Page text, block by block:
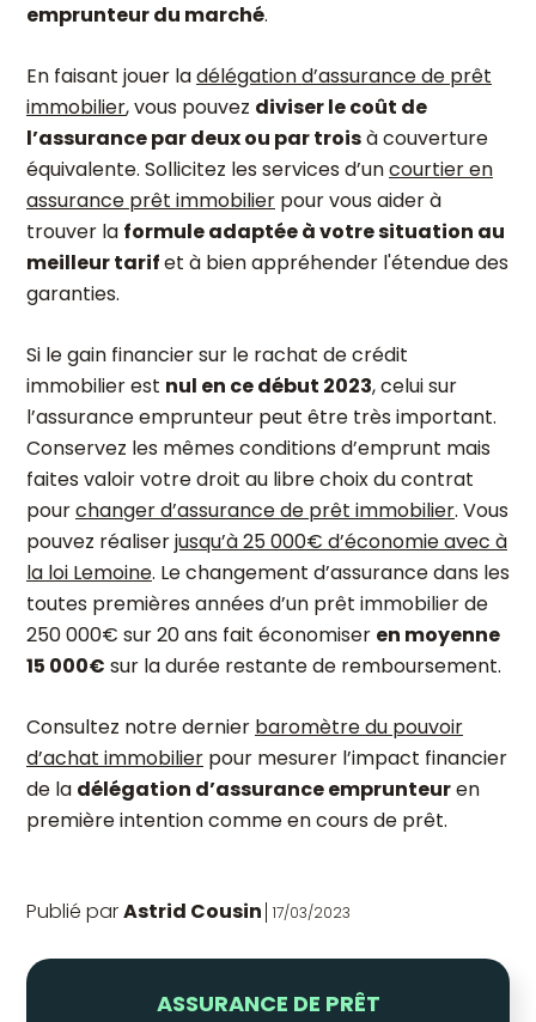
emprunteur du marché.
En faisant jouer ladélégation d’assurance de prêt
immobilier, vous pouvez diviser le coût de
l’assurance par deux ou par troisà couverture
équivalente. Sollicitez les services d’uncourtier en
assurance prêt immobilier pour vous aider à
trouver la formule adaptée à votre situation au
meilleur tarifet à bien appréhender l'étendue des
garanties.
Si le gain financier sur le rachat de crédit
immobilier est nul en ce début 2023, celui sur
l’assurance emprunteur peut être très important.
Conservez les mêmes conditions d’emprunt mais
faites valoir votre droit au libre choix du contrat
pourchanger d’assurance de prêt immobilier. Vous
pouvez réaliserjusqu’à 25 000€ d’économie avec à
la loi Lemoine. Le changement d’assurance dans les
toutes premières années d’un prêt immobilier de
250 000€ sur 20 ans fait économiser en moyenne
15 000€ sur la durée restante de remboursement.
Consultez notre dernier baromètre du pouvoir
d’achat immobilier pour mesurer l’impact financier
de la délégation d’assurance emprunteuren
première intention comme en cours de prêt.
Publié parAstrid Cousin 17/03/2023
ASSURANCE DE PRÊT